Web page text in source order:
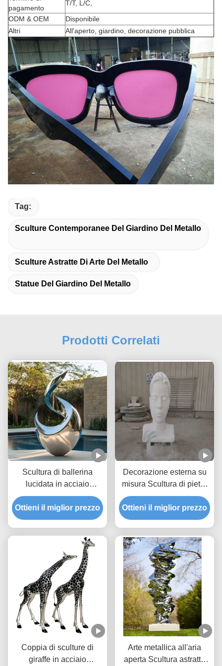
pagamento
T/T, L/C,
ODM & OEM
Disponibile
Altri
All'aperto, giardino, decorazione pubblica
Tag:
Sculture Contemporanee Del Giardino Del Metallo
Sculture Astratte Di Arte Del Metallo
Statue Del Giardino Del Metallo
Prodotti Correlati
Scultura di ballerina
lucidata in acciaio
inossidabile per
decorazione villa
Ottieni il miglior prezzo
Decorazione esterna su
misura Scultura di pietra
di marmo
Ottieni il miglior prezzo
Coppia di sculture di
giraffe in acciaio
Arte metallica all'aria
aperta Scultura astratta